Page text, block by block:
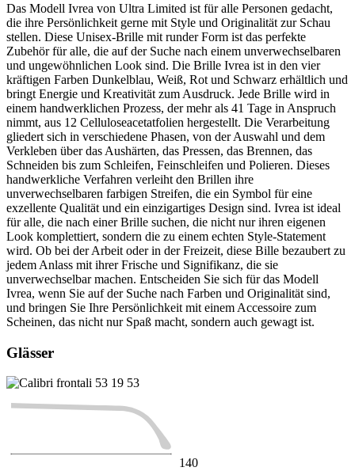
Das Modell Ivrea von Ultra Limited ist für alle Personen gedacht,
die ihre Persönlichkeit gerne mit Style und Originalität zur Schau
stellen. Diese Unisex-Brille mit runder Form ist das perfekte
Zubehör für alle, die auf der Suche nach einem unverwechselbaren
und ungewöhnlichen Look sind. Die Brille Ivrea ist in den vier
kräftigen Farben Dunkelblau, Weiß, Rot und Schwarz erhältlich und
bringt Energie und Kreativität zum Ausdruck. Jede Brille wird in
einem handwerklichen Prozess, der mehr als 41 Tage in Anspruch
nimmt, aus 12 Celluloseacetatfolien hergestellt. Die Verarbeitung
gliedert sich in verschiedene Phasen, von der Auswahl und dem
Verkleben über das Aushärten, das Pressen, das Brennen, das
Schneiden bis zum Schleifen, Feinschleifen und Polieren. Dieses
handwerkliche Verfahren verleiht den Brillen ihre
unverwechselbaren farbigen Streifen, die ein Symbol für eine
exzellente Qualität und ein einzigartiges Design sind. Ivrea ist ideal
für alle, die nach einer Brille suchen, die nicht nur ihren eigenen
Look komplettiert, sondern die zu einem echten Style-Statement
wird. Ob bei der Arbeit oder in der Freizeit, diese Bille bezaubert zu
jedem Anlass mit ihrer Frische und Signifikanz, die sie
unverwechselbar machen. Entscheiden Sie sich für das Modell
Ivrea, wenn Sie auf der Suche nach Farben und Originalität sind,
und bringen Sie Ihre Persönlichkeit mit einem Accessoire zum
Scheinen, das nicht nur Spaß macht, sondern auch gewagt ist.
Glässer
53 19 53
140